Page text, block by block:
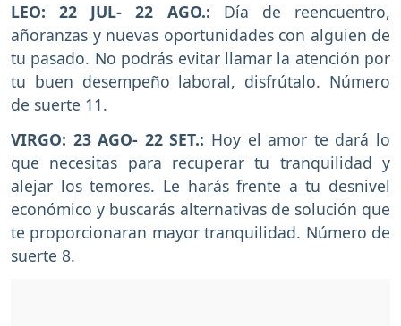
LEO: 22 JUL- 22 AGO.: Día de reencuentro,
añoranzas y nuevas oportunidades con alguien de
tu pasado. No podrás evitar llamar la atención por
tu buen desempeño laboral, disfrútalo. Número
de suerte 11.
VIRGO: 23 AGO- 22 SET.: Hoy el amor te dará lo
que necesitas para recuperar tu tranquilidad y
alejar los temores. Le harás frente a tu desnivel
económico y buscarás alternativas de solución que
te proporcionaran mayor tranquilidad. Número de
suerte 8.